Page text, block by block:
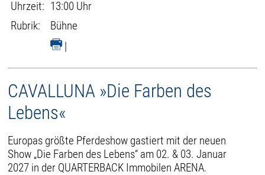
Uhrzeit: 13:00 Uhr
Rubrik:
Bühne
|
CAVALLUNA »Die Farben des
Lebens«
Europas größte Pferdeshow gastiert mit der neuen
Show „Die Farben des Lebens“ am 02. & 03. Januar
2027 in der QUARTERBACK Immobilen ARENA.